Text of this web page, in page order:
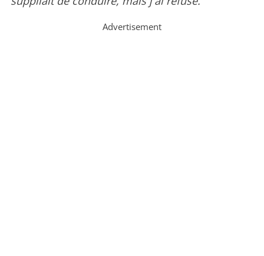
Advertisement